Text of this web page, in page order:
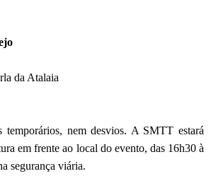
da Atalaia
temporários, nem desvios. A SMTT estará
em frente ao local do evento, das 16h30 à
segurança viária.